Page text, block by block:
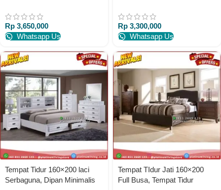
Furniture Indonesia
Rp 3,650,000
Whatsapp Us
Furniture Indonesia
Rp 3,300,000
Whatsapp Us
Tempat Tidur 160×200 laci
Serbaguna, Dipan Minimalis
Tempat TIdur Jati 160×200
Full Busa, Tempat Tidur